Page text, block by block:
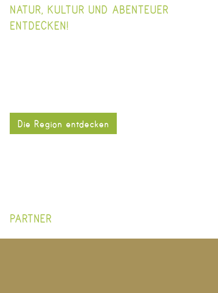
NATUR, KULTUR UND ABENTEUER
ENTDECKEN!
Die Region entdecken
PARTNER